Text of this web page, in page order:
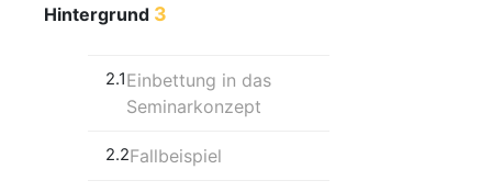
Hintergrund 3
2.1Einbettung in das
Seminarkonzept
2.2Fallbeispiel